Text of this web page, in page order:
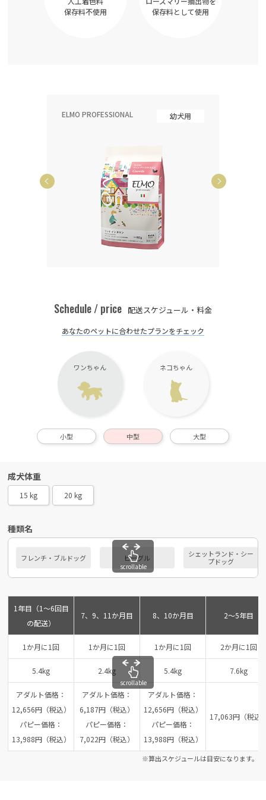
保存料不使用
保存料として使用
ELMO PROFESSIONAL 幼犬用
Schedule / price 配送スケジュール・料金
あなたのペットに合わせたプランをチェック
ワンちゃん ネコちゃん
小型 中型 大型
成犬体重
15 kg 20 kg
種類名
フレンチ・ブルドッグ ビーグル
シェットランド・シー
プドッグ
scrollable
1年目（1～6回目
の配送）
7、9、11か月目 8、10か月目 2～5年目
1か月に1回 1か月に1回 1か月に1回 2か月に1回
5.4kg 2.4kg 5.4kg 7.6kg
アダルト価格：
12,656円（税込）
パピー価格：
13,988円（税込）
アダルト価格：
6,187円（税込）
パピー価格：
7,022円（税込）
アダルト価格：
12,656円（税込）
パピー価格：
13,988円（税込）
17,063円（税込
scrollable
※算出スケジュールは目安になります。